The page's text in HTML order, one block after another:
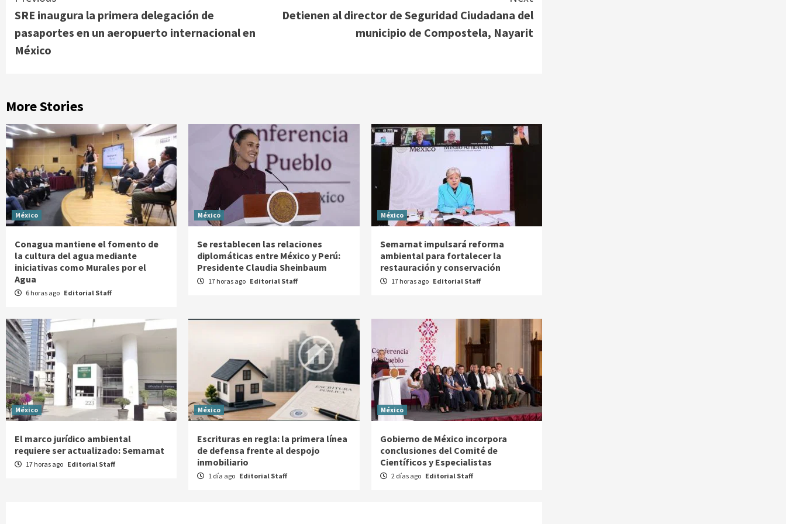
Reading
SRE inaugura la primera delegación de
pasaportes en un aeropuerto internacional en
México
Detienen al director de Seguridad Ciudadana del
municipio de Compostela, Nayarit
More Stories
México
Conagua mantiene el fomento de
la cultura del agua mediante
iniciativas como Murales por el
Agua
6 horas ago Editorial Staff
México
Se restablecen las relaciones
diplomáticas entre México y Perú:
Presidente Claudia Sheinbaum
17 horas ago Editorial Staff
México
Semarnat impulsará reforma
ambiental para fortalecer la
restauración y conservación
17 horas ago Editorial Staff
México
El marco jurídico ambiental
requiere ser actualizado: Semarnat
17 horas ago Editorial Staff
México
Escrituras en regla: la primera línea
de defensa frente al despojo
inmobiliario
1 día ago Editorial Staff
México
Gobierno de México incorpora
conclusiones del Comité de
Científicos y Especialistas
2 días ago Editorial Staff